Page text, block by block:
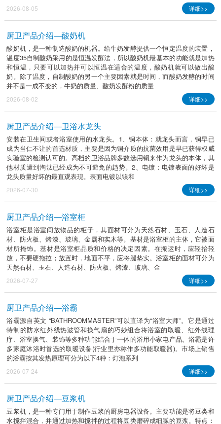
2026-08-05 详细>>
厨卫产品介绍—酸奶机
酸奶机，是一种制造酸奶的机器。给牛奶发酵提供一个恒定温度的装置，
温度35自制酸奶采用的是恒温发酵法，所以酸奶机最基本的功能就是加热
和恒温，只要可以加热并可以恒温在适合的温度，酸奶机就可以做出酸
奶。除了温度，自制酸奶的另一个主要因素就是时间，而酸奶发酵的时间
并不是一成不变的，牛奶的质量、酸奶发酵粉的质量
2026-08-02 详细>>
厨卫产品介绍—卫浴水龙头
安装在卫生间或者浴室使用的水龙头。1、铜本体：就龙头而言，铜早已
成为当仁不让的首选材质，主要是因为铜介质的抗菌效用是早已获得权威
实验室的检测认可的。高档的卫浴品牌多数选用铜来作为龙头的本体，其
他材质遭到淘汰已经成为不可避免的趋势。2、电镀：电镀表面的好坏是
龙头质量好坏的最直观表现。表面电镀以镍和
2026-07-30 详细>>
厨卫产品介绍—浴室柜
浴室柜是浴室间放物品的柜子，其面材可分为天然石材、玉石、人造石
材、防火板、烤漆、玻璃、金属和实木等。基材是浴室柜的主体，它被面
材所掩饰。基材是浴室柜品质和价格的决定因素。在搬运时，应轻抬轻
放，不要硬拖拉；放置时，地面不平，应将腿垫实。浴室柜的面材可分为
天然石材、玉石、人造石材、防火板、烤漆、玻璃、金
2026-07-27 详细>>
厨卫产品介绍—浴霸
浴霸源自英文 “BATHROOMMASTER”可以直译为“浴室大师”。它是通过
特制的防水红外线热波管和换气扇的巧妙组合将浴室的取暖、红外线理
疗、浴室换气、装饰等多种功能结合于一体的浴用小家电产品。浴霸是许
多家庭沐浴时首选的取暖设备(行业里亦称作多功能取暖器)。市场上销售
的浴霸按其发热原理可分为以下4种：灯泡系列
2026-07-24 详细>>
厨卫产品介绍—豆浆机
豆浆机，是一种专门用于制作豆浆的厨房电器设备。主要功能是将豆类和
水搅拌混合，并通过加热和搅拌的过程将豆类磨碎成细腻的豆浆。特点：